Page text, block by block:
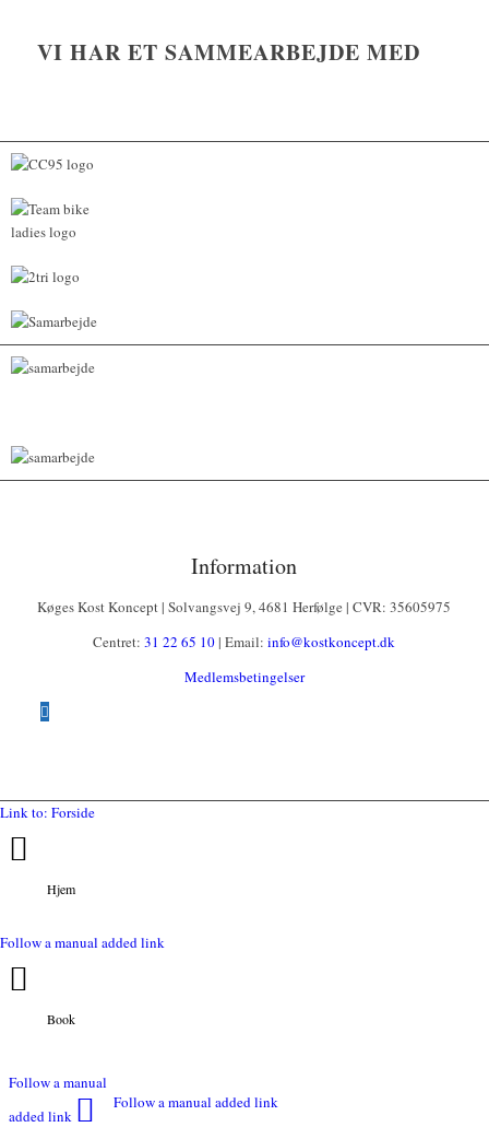
VI HAR ET SAMMEARBEJDE MED
Information
Køges Kost Koncept | Solvangsvej 9, 4681 Herfølge | CVR: 35605975
Centret:31 22 65 10| Email:info@kostkoncept.dk
Medlemsbetingelser
Link to: Forside
Hjem
Follow a manual added link
Book
Follow a manual
added link
Follow a manual added link